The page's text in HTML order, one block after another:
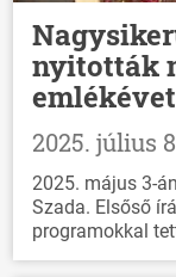
nyitották
emlékévet
2025. július
2025. május 3-
Szada. Elsőső
programokkal